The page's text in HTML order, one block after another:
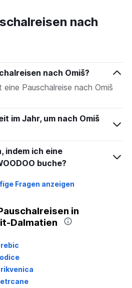
nach
nach Omiš?
Pauschalreise nach Omiš
im Jahr, um nach Omiš
indem ich eine
buche?
Fragen anzeigen
in
Dalmatien